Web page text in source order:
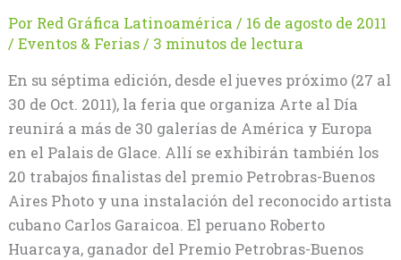
Por Red Gráfica Latinoamérica / 16 de agosto de 2011
/ Eventos & Ferias/ 3 minutos de lectura
En su séptima edición, desde el jueves próximo (27 al
30 de Oct. 2011), la feria que organiza Arte al Día
reunirá a más de 30 galerías de América y Europa
en el Palais de Glace. Allí se exhibirán también los
20 trabajos finalistas del premio Petrobras-Buenos
Aires Photo y una instalación del reconocido artista
cubano Carlos Garaicoa. El peruano Roberto
Huarcaya, ganador del Premio Petrobras-Buenos